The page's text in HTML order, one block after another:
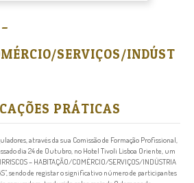
SERVIÇOS/INDÚST
PRÁTICAS
através da sua Comissão de Formação Profissional,
dia 24 de Outubro, no Hotel Tivoli Lisboa Oriente, um
– HABITAÇÃO/COMÉRCIO/SERVIÇOS/INDÚSTRIA
sendo de registar o significativo número de participantes